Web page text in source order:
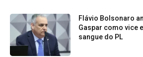
Flávio Bolsonaro
Gaspar como vice
sangue do PL